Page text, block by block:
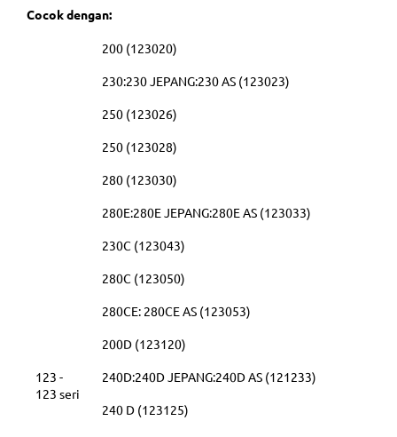
Cocok dengan:
123 -
123 seri
200 (123020)
230:230 JEPANG:230 AS (123023)
250 (123026)
250 (123028)
280 (123030)
280E:280E JEPANG:280E AS (123033)
230C (123043)
280C (123050)
280CE: 280CE AS (123053)
200D (123120)
240D:240D JEPANG:240D AS (121233)
240 D (123125)